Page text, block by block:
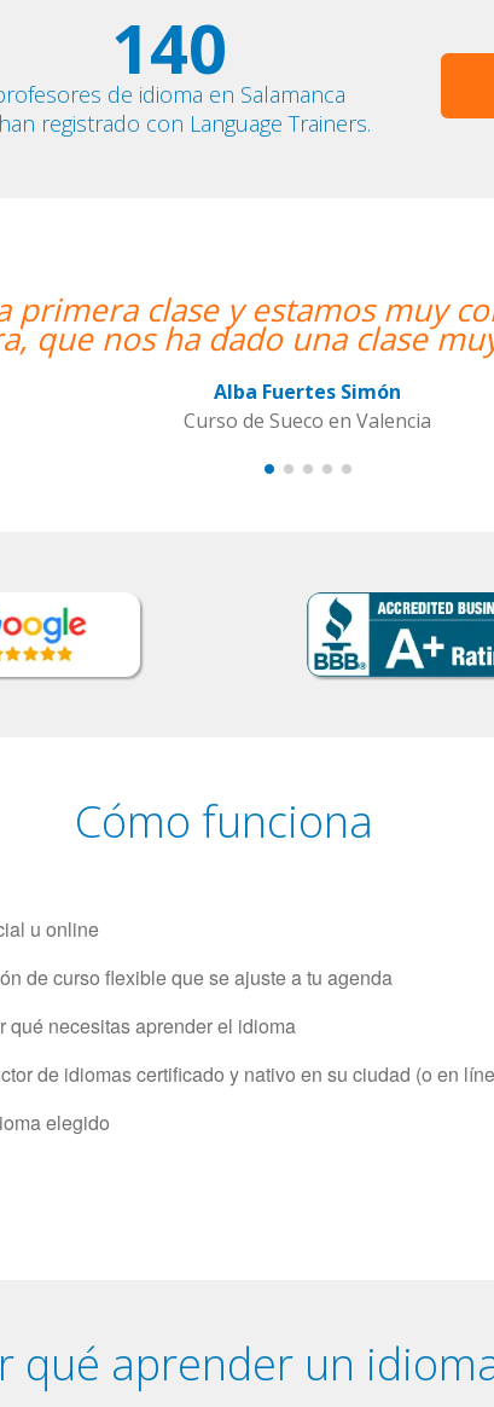
140
de idioma en Salamanca
registrado con Language Trainers.
contentos. Nuestra
muy dinámica y
Cómo funciona
u online
de curso flexible que se ajuste a tu agenda
qué necesitas aprender el idioma
de idiomas certificado y nativo en su ciudad (o en
elegido
qué aprender un